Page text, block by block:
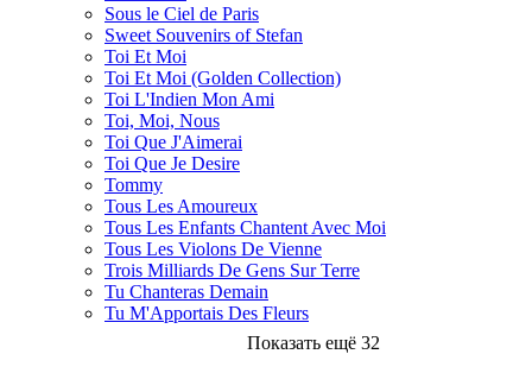
Sous le Ciel de Paris
Sweet Souvenirs of Stefan
Toi Et Moi
Toi Et Moi (Golden Collection)
Toi L'Indien Mon Ami
Toi, Moi, Nous
Toi Que J'Aimerai
Toi Que Je Desire
Tommy
Tous Les Amoureux
Tous Les Enfants Chantent Avec Moi
Tous Les Violons De Vienne
Trois Milliards De Gens Sur Terre
Tu Chanteras Demain
Tu M'Apportais Des Fleurs
Показать ещё 32